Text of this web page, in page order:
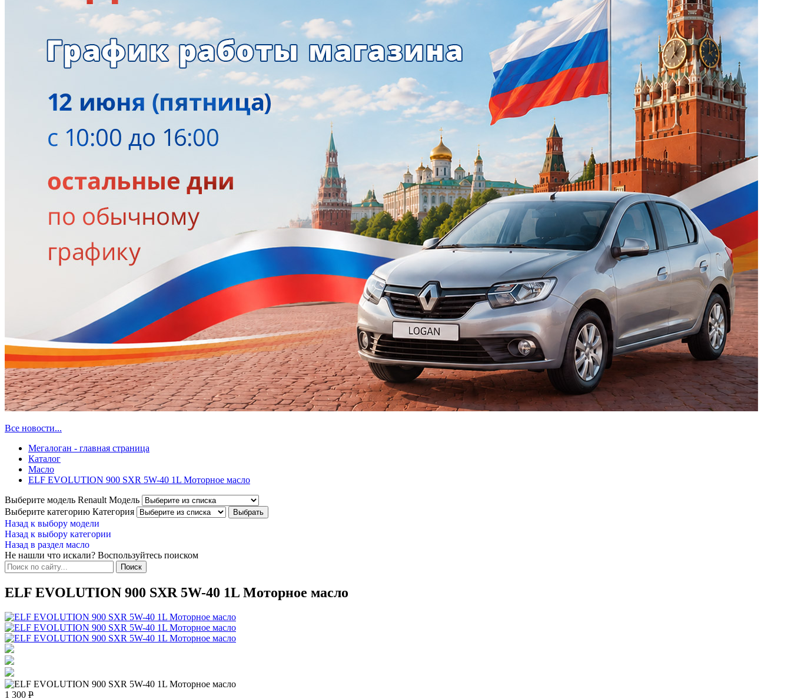
Все новости...
Мегалоган - главная страница
Каталог
Масло
ELF EVOLUTION 900 SXR 5W-40 1L Моторное масло
Выберите модель Renault Модель
Выберите категорию Категория
Назад к выбору модели
Назад к выбору категории
Назад в раздел масло
Не нашли что искали? Воспользуйтесь поиском
ELF EVOLUTION 900 SXR 5W-40 1L Моторное масло
1 300 Р